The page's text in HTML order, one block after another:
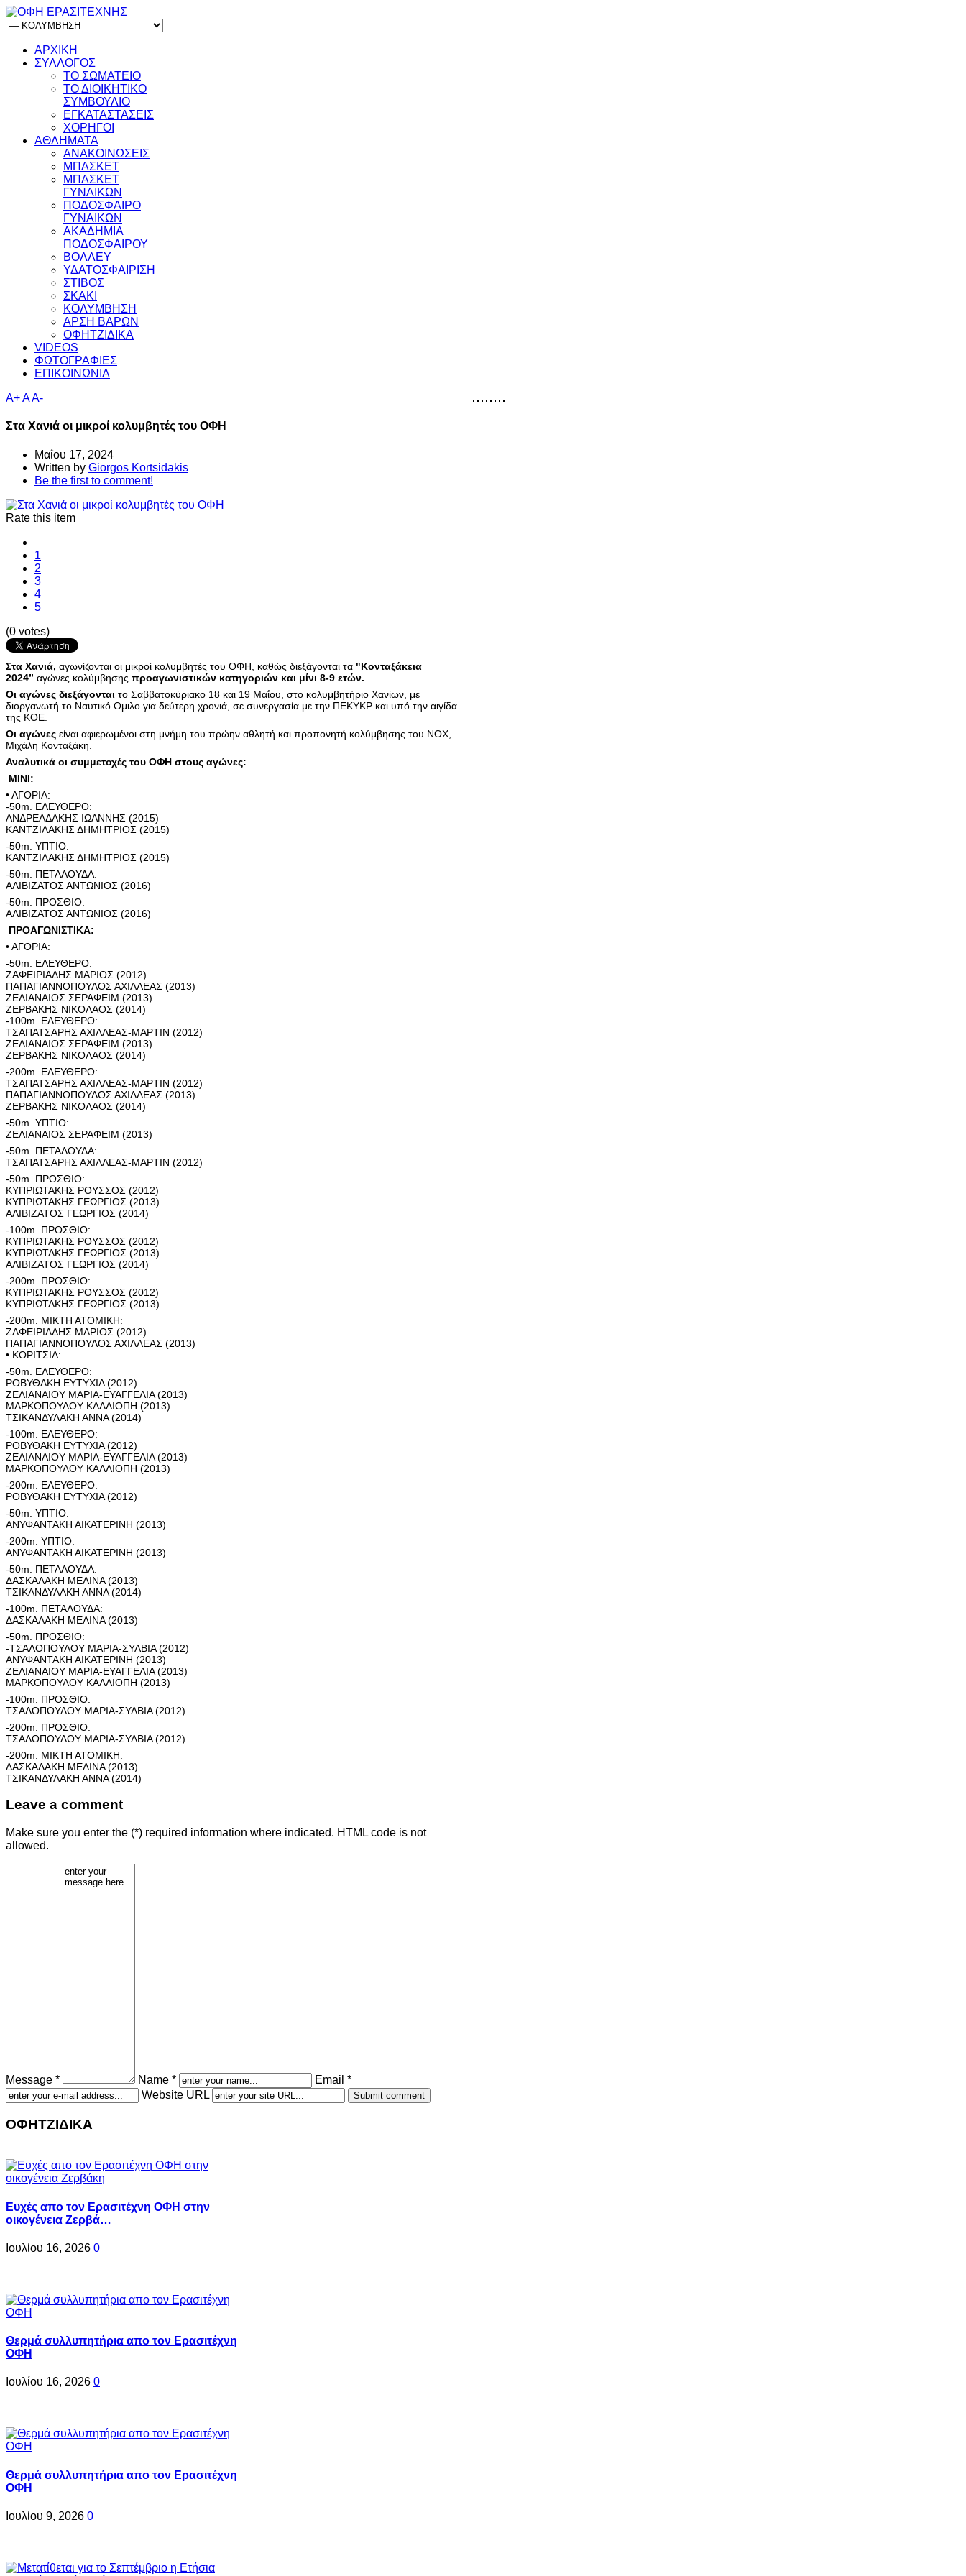
ΑΡΧΙΚΗ
ΣΥΛΛΟΓΟΣ
ΤΟ ΣΩΜΑΤΕΙΟ
ΤΟ ΔΙΟΙΚΗΤΙΚΟ
ΣΥΜΒΟΥΛΙΟ
ΕΓΚΑΤΑΣΤΑΣΕΙΣ
ΧΟΡΗΓΟΙ
ΑΘΛΗΜΑΤΑ
ΑΝΑΚΟΙΝΩΣΕΙΣ
ΜΠΑΣΚΕΤ
ΜΠΑΣΚΕΤ
ΓΥΝΑΙΚΩΝ
ΠΟΔΟΣΦΑΙΡΟ
ΓΥΝΑΙΚΩΝ
ΑΚΑΔΗΜΙΑ
ΠΟΔΟΣΦΑΙΡΟΥ
ΒΟΛΛΕΥ
ΥΔΑΤΟΣΦΑΙΡΙΣΗ
ΣΤΙΒΟΣ
ΣΚΑΚΙ
ΚΟΛΥΜΒΗΣΗ
ΑΡΣΗ ΒΑΡΩΝ
ΟΦΗΤΖΙΔΙΚΑ
VIDEOS
ΦΩΤΟΓΡΑΦΙΕΣ
ΕΠΙΚΟΙΝΩΝΙΑ
A+AA-
Στα Χανιά οι μικροί κολυμβητές του ΟΦΗ
Μαΐου 17, 2024
Written by Giorgos Kortsidakis
Be the first to comment!
Rate this item
1
2
3
4
5
(0 votes)
Στα Χανιά, αγωνίζονται οι μικροί κολυμβητές του ΟΦΗ, καθώς διεξάγονται τα "Κονταξάκεια
2024” αγώνες κολύμβησης πρoαγωνιστικών κατηγοριών και μίνι 8-9 ετών.
Οι αγώνες διεξάγονται το Σαββατοκύριακο 18 και 19 Μαΐου, στο κολυμβητήριο Χανίων, με
διοργανωτή το Ναυτικό Ομιλο για δεύτερη χρονιά, σε συνεργασία με την ΠΕΚΥΚΡ και υπό την αιγίδα
της ΚΟΕ.
Οι αγώνες είναι αφιερωμένοι στη μνήμη του πρώην αθλητή και προπονητή κολύμβησης του ΝΟΧ,
Μιχάλη Κονταξάκη.
Αναλυτικά οι συμμετοχές του ΟΦΗ στους αγώνες:
ΜΙΝΙ:
• ΑΓΟΡΙΑ:
-50m. ΕΛΕΥΘΕΡΟ:
ΑΝΔΡΕΑΔΑΚΗΣ ΙΩΑΝΝΗΣ (2015)
ΚΑΝΤΖΙΛΑΚΗΣ ΔΗΜΗΤΡΙΟΣ (2015)
-50m. ΥΠΤΙΟ:
ΚΑΝΤΖΙΛΑΚΗΣ ΔΗΜΗΤΡΙΟΣ (2015)
-50m. ΠΕΤΑΛΟΥΔΑ:
ΑΛΙΒΙΖΑΤΟΣ ΑΝΤΩΝΙΟΣ (2016)
-50m. ΠΡΟΣΘΙΟ:
ΑΛΙΒΙΖΑΤΟΣ ΑΝΤΩΝΙΟΣ (2016)
ΠΡΟΑΓΩΝΙΣΤΙΚΑ:
• ΑΓΟΡΙΑ:
-50m. ΕΛΕΥΘΕΡΟ:
ΖΑΦΕΙΡΙΑΔΗΣ ΜΑΡΙΟΣ (2012)
ΠΑΠΑΓΙΑΝΝΟΠΟΥΛΟΣ ΑΧΙΛΛΕΑΣ (2013)
ΖΕΛΙΑΝΑΙΟΣ ΣΕΡΑΦΕΙΜ (2013)
ΖΕΡΒΑΚΗΣ ΝΙΚΟΛΑΟΣ (2014)
-100m. ΕΛΕΥΘΕΡΟ:
ΤΣΑΠΑΤΣΑΡΗΣ ΑΧΙΛΛΕΑΣ-ΜΑΡΤΙΝ (2012)
ΖΕΛΙΑΝΑΙΟΣ ΣΕΡΑΦΕΙΜ (2013)
ΖΕΡΒΑΚΗΣ ΝΙΚΟΛΑΟΣ (2014)
-200m. ΕΛΕΥΘΕΡΟ:
ΤΣΑΠΑΤΣΑΡΗΣ ΑΧΙΛΛΕΑΣ-ΜΑΡΤΙΝ (2012)
ΠΑΠΑΓΙΑΝΝΟΠΟΥΛΟΣ ΑΧΙΛΛΕΑΣ (2013)
ΖΕΡΒΑΚΗΣ ΝΙΚΟΛΑΟΣ (2014)
-50m. ΥΠΤΙΟ:
ΖΕΛΙΑΝΑΙΟΣ ΣΕΡΑΦΕΙΜ (2013)
-50m. ΠΕΤΑΛΟΥΔΑ:
ΤΣΑΠΑΤΣΑΡΗΣ ΑΧΙΛΛΕΑΣ-ΜΑΡΤΙΝ (2012)
-50m. ΠΡΟΣΘΙΟ:
ΚΥΠΡΙΩΤΑΚΗΣ ΡΟΥΣΣΟΣ (2012)
ΚΥΠΡΙΩΤΑΚΗΣ ΓΕΩΡΓΙΟΣ (2013)
ΑΛΙΒΙΖΑΤΟΣ ΓΕΩΡΓΙΟΣ (2014)
-100m. ΠΡΟΣΘΙΟ:
ΚΥΠΡΙΩΤΑΚΗΣ ΡΟΥΣΣΟΣ (2012)
ΚΥΠΡΙΩΤΑΚΗΣ ΓΕΩΡΓΙΟΣ (2013)
ΑΛΙΒΙΖΑΤΟΣ ΓΕΩΡΓΙΟΣ (2014)
-200m. ΠΡΟΣΘΙΟ:
ΚΥΠΡΙΩΤΑΚΗΣ ΡΟΥΣΣΟΣ (2012)
ΚΥΠΡΙΩΤΑΚΗΣ ΓΕΩΡΓΙΟΣ (2013)
-200m. ΜΙΚΤΗ ΑΤΟΜΙΚΗ:
ΖΑΦΕΙΡΙΑΔΗΣ ΜΑΡΙΟΣ (2012)
ΠΑΠΑΓΙΑΝΝΟΠΟΥΛΟΣ ΑΧΙΛΛΕΑΣ (2013)
• ΚΟΡΙΤΣΙΑ:
-50m. ΕΛΕΥΘΕΡΟ:
ΡΟΒΥΘΑΚΗ ΕΥΤΥΧΙΑ (2012)
ΖΕΛΙΑΝΑΙΟΥ ΜΑΡΙΑ-ΕΥΑΓΓΕΛΙΑ (2013)
ΜΑΡΚΟΠΟΥΛΟΥ ΚΑΛΛΙΟΠΗ (2013)
ΤΣΙΚΑΝΔΥΛΑΚΗ ΑΝΝΑ (2014)
-100m. ΕΛΕΥΘΕΡΟ:
ΡΟΒΥΘΑΚΗ ΕΥΤΥΧΙΑ (2012)
ΖΕΛΙΑΝΑΙΟΥ ΜΑΡΙΑ-ΕΥΑΓΓΕΛΙΑ (2013)
ΜΑΡΚΟΠΟΥΛΟΥ ΚΑΛΛΙΟΠΗ (2013)
-200m. ΕΛΕΥΘΕΡΟ:
ΡΟΒΥΘΑΚΗ ΕΥΤΥΧΙΑ (2012)
-50m. ΥΠΤΙΟ:
ΑΝΥΦΑΝΤΑΚΗ ΑΙΚΑΤΕΡΙΝΗ (2013)
-200m. ΥΠΤΙΟ:
ΑΝΥΦΑΝΤΑΚΗ ΑΙΚΑΤΕΡΙΝΗ (2013)
-50m. ΠΕΤΑΛΟΥΔΑ:
ΔΑΣΚΑΛΑΚΗ ΜΕΛΙΝΑ (2013)
ΤΣΙΚΑΝΔΥΛΑΚΗ ΑΝΝΑ (2014)
-100m. ΠΕΤΑΛΟΥΔΑ:
ΔΑΣΚΑΛΑΚΗ ΜΕΛΙΝΑ (2013)
-50m. ΠΡΟΣΘΙΟ:
-ΤΣΑΛΟΠΟΥΛΟΥ ΜΑΡΙΑ-ΣΥΛΒΙΑ (2012)
ΑΝΥΦΑΝΤΑΚΗ ΑΙΚΑΤΕΡΙΝΗ (2013)
ΖΕΛΙΑΝΑΙΟΥ ΜΑΡΙΑ-ΕΥΑΓΓΕΛΙΑ (2013)
ΜΑΡΚΟΠΟΥΛΟΥ ΚΑΛΛΙΟΠΗ (2013)
-100m. ΠΡΟΣΘΙΟ:
ΤΣΑΛΟΠΟΥΛΟΥ ΜΑΡΙΑ-ΣΥΛΒΙΑ (2012)
-200m. ΠΡΟΣΘΙΟ:
ΤΣΑΛΟΠΟΥΛΟΥ ΜΑΡΙΑ-ΣΥΛΒΙΑ (2012)
-200m. ΜΙΚΤΗ ΑΤΟΜΙΚΗ:
ΔΑΣΚΑΛΑΚΗ ΜΕΛΙΝΑ (2013)
ΤΣΙΚΑΝΔΥΛΑΚΗ ΑΝΝΑ (2014)
Leave a comment
Make sure you enter the (*) required information where indicated. HTML code is not
allowed.
Message * Name *
Email *
Website URL
ΟΦΗΤΖΙΔΙΚΑ
Ευχές απο τον Ερασιτέχνη ΟΦΗ στην
οικογένεια Ζερβά…
Ιουλίου 16, 2026 0
Θερμά συλλυπητήρια απο τον Ερασιτέχνη
ΟΦΗ
Ιουλίου 16, 2026 0
Θερμά συλλυπητήρια απο τον Ερασιτέχνη
ΟΦΗ
Ιουλίου 9, 2026 0